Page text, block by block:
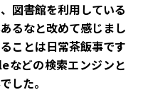
、図書館を利用している
るなと改めて感じまし
ことは日常茶飯事です
などの検索エンジンと
した。